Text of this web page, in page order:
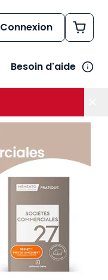
Connexion
Besoin d'aide